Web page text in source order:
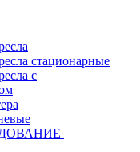
стационарные
с